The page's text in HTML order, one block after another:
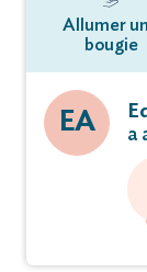
Allumer
bougie
EA
a